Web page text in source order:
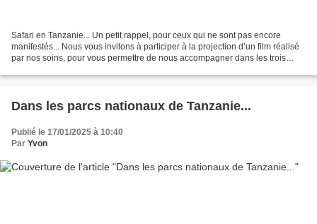
Safari en Tanzanie... Un petit rappel, pour ceux qui ne sont pas encore
manifestés... Nous vous invitons à participer à la projection d’un film réalisé
par nos soins, pour vous permettre de nous accompagner dans les trois
Dans les parcs nationaux de Tanzanie...
Publié le 17/01/2025 à 10:40
Par Yvon